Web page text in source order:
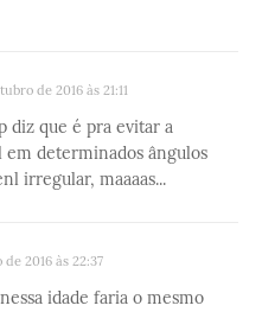
de 2016 às 21:11
diz que é pra evitar a
em determinados ângulos
irregular, maaaas...
2016 às 22:37
idade faria o mesmo